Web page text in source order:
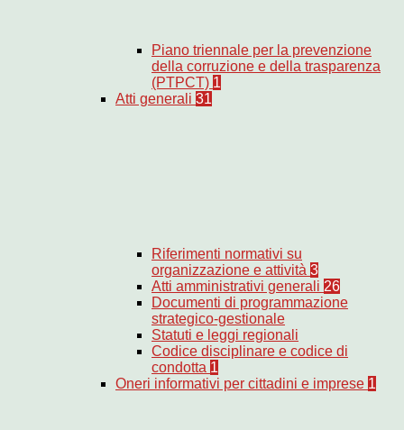
Piano triennale per la prevenzione
della corruzione e della trasparenza
(PTPCT) 1
Atti generali 31
Riferimenti normativi su
organizzazione e attività 3
Atti amministrativi generali 26
Documenti di programmazione
strategico-gestionale
Statuti e leggi regionali
Codice disciplinare e codice di
condotta 1
Oneri informativi per cittadini e imprese 1